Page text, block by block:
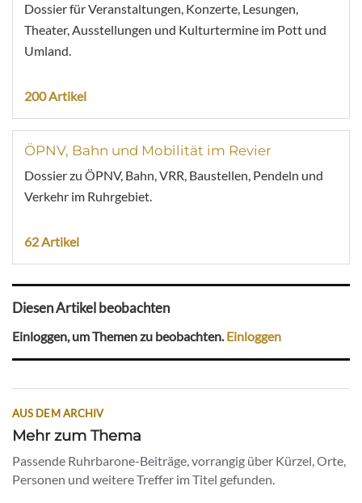
Dossier für Veranstaltungen, Konzerte, Lesungen,
Theater, Ausstellungen und Kulturtermine im Pott und
Umland.
200 Artikel
ÖPNV, Bahn und Mobilität im Revier
Dossier zu ÖPNV, Bahn, VRR, Baustellen, Pendeln und
Verkehr im Ruhrgebiet.
62 Artikel
Diesen Artikel beobachten
Einloggen, um Themen zu beobachten.Einloggen
AUS DEM ARCHIV
Mehr zum Thema
Passende Ruhrbarone-Beiträge, vorrangig über Kürzel, Orte,
Personen und weitere Treffer im Titel gefunden.